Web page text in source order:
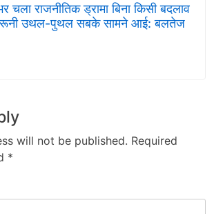
चला राजनीतिक ड्रामा बिना किसी बदलाव
उथल-पुथल सबके सामने आई: बलतेज
will not be published. Required
*